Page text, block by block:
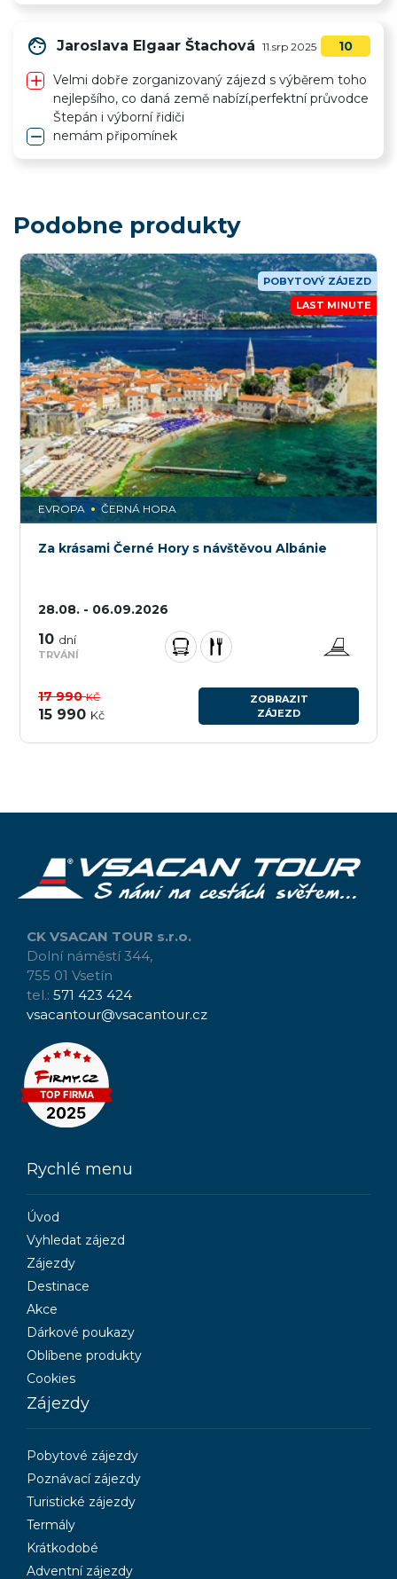
face Jaroslava Elgaar Štachová 11.srp 2025
add Velmi dobře zorganizovaný zájezd s výběrem toho
nejlepšího, co daná země nabízí,perfektní průvodce
Štepán i výborní řidiči
remove nemám připomínek
10
Podobne produkty
POBYTOVÝ ZÁJEZD
LAST MINUTE
EVROPA ČERNÁ HORA
Za krásami Černé Hory s návštěvou Albánie
28.08. - 06.09.2026
10 dní
TRVÁNÍ
17 990KČ
15 990 Kč
ZOBRAZIT
ZÁJEZD
CK VSACAN TOUR s.r.o.
Dolní náměstí 344,
755 01 Vsetín
tel.: 571 423 424
vsacantour@vsacantour.cz
Rychlé menu
Úvod
Vyhledat zájezd
Zájezdy
Destinace
Akce
Dárkové poukazy
Oblíbene produkty
Cookies
Zájezdy
Pobytové zájezdy
Poznávací zájezdy
Turistické zájezdy
Termály
Krátkodobé
Adventní zájezdy